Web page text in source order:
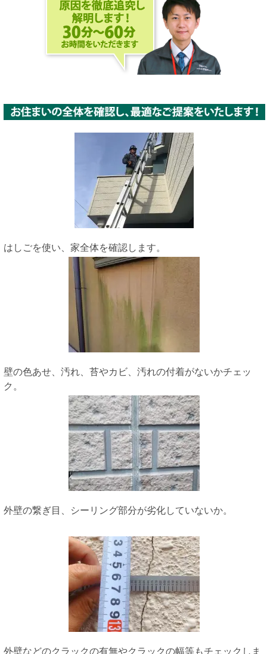
はしごを使い、家全体を確認します。
壁の色あせ、汚れ、苔やカビ、汚れの付着がないかチェッ
ク。
外壁の繋ぎ目、シーリング部分が劣化していないか。
外壁などのクラックの有無やクラックの幅等もチェックしま